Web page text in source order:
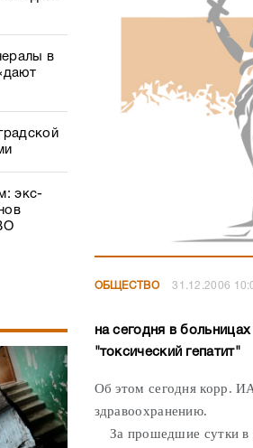
в
экс-
ОБЩЕСТВО 31.12.2006
на сегодня в
"токсический гепатит"
Об этом сегодня корр.
здравоохранению.
За прошедшие сутки в